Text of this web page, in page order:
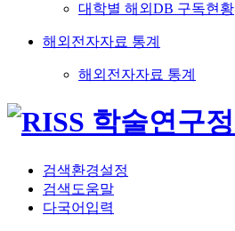
대학별 해외DB 구독현황
해외전자자료 통계
해외전자자료 통계
검색환경설정
검색도움말
다국어입력